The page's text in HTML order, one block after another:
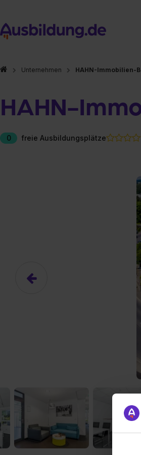
Unternehmen HAHN-Immobilien-
HAHN-
0 freie Ausbildungsplätze